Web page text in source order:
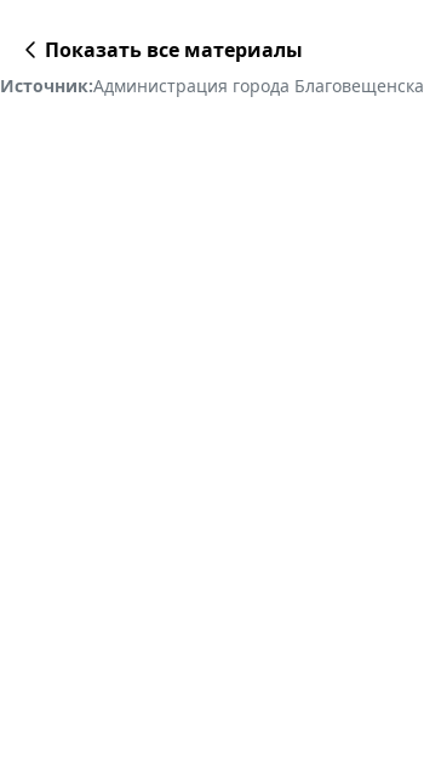
Показать все материалы
Источник:Администрация города